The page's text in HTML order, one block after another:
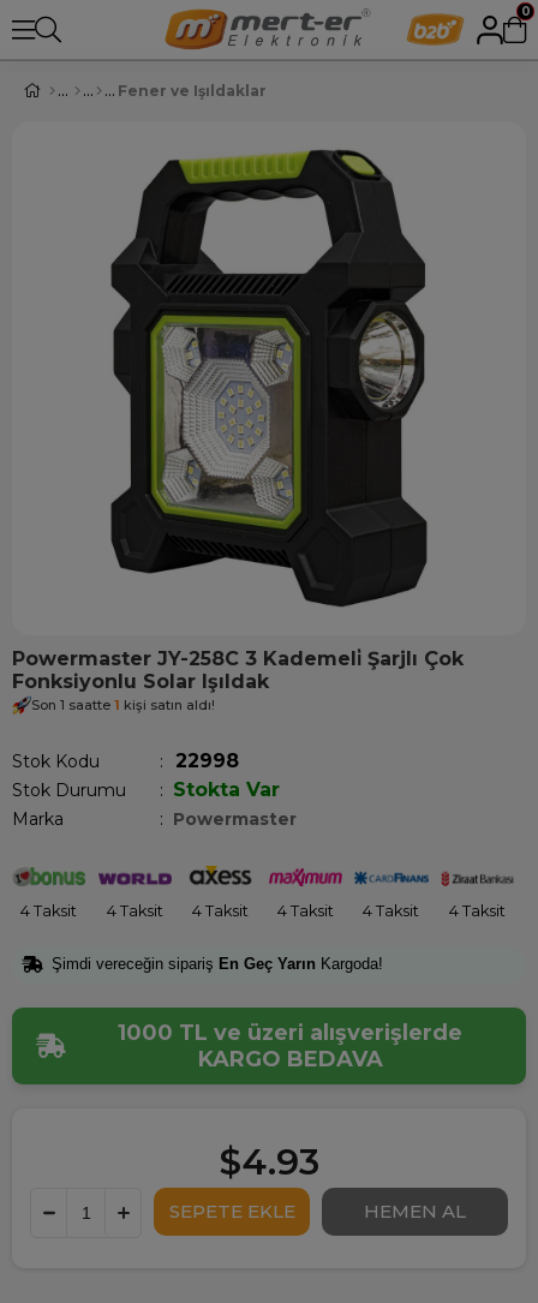
0
Fener ve Işıldaklar
Powermaster JY-258C 3 Kademeli̇ Şarjlı Çok
Fonksiyonlu Solar Işıldak
Son 1 saatte 1 kişi satın aldı!
Stok Kodu 22998
Stok Durumu : Stokta Var
Marka : Powermaster
4 Taksit 4 Taksit 4 Taksit 4 Taksit 4 Taksit 4 Taksit
Şimdi vereceğin sipariş En Geç Yarın Kargoda!
1000 TL ve üzeri alışverişlerde
KARGO BEDAVA
$4.93